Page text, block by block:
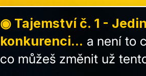
◉ Tajemství č. 1 -
konkurenci... a není to
co můžeš změnit už